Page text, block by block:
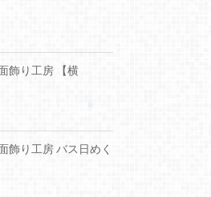
飾り工房 【横
飾り工房 バス日めく